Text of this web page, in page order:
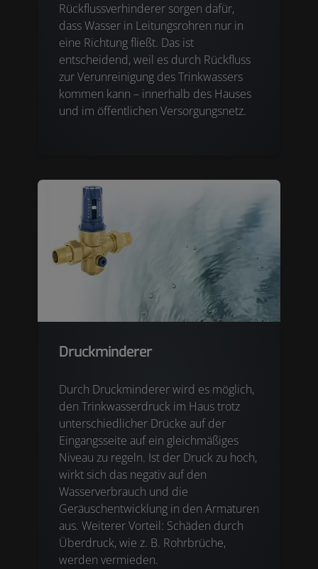
Rückflussverhinderer sorgen dafür,
dass Wasser in Leitungsrohren nur in
eine Richtung fließt. Das ist
entscheidend, weil es durch Rückfluss
zur Verunreinigung des Trinkwassers
kommen kann – innerhalb des Hauses
und im öffentlichen Versorgungsnetz.
Druckminderer
Durch Druckminderer wird es möglich,
den Trinkwasserdruck im Haus trotz
unterschiedlicher Drücke auf der
Eingangsseite auf ein gleichmäßiges
Niveau zu regeln. Ist der Druck zu hoch,
wirkt sich das negativ auf den
Wasserverbrauch und die
Geräuschentwicklung in den Armaturen
aus. Weiterer Vorteil: Schäden durch
Überdruck, wie z. B. Rohrbrüche,
werden vermieden.